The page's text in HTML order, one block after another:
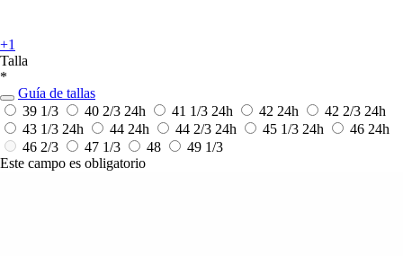
+1
Talla
*
Guía de tallas
39 1/3
40 2/3 24h 41 1/3 24h 42 24h 42 2/3 24h
43 1/3 24h 44 24h 44 2/3 24h 45 1/3 24h 46 24h
46 2/3
47 1/3 48
49 1/3
Este campo es obligatorio